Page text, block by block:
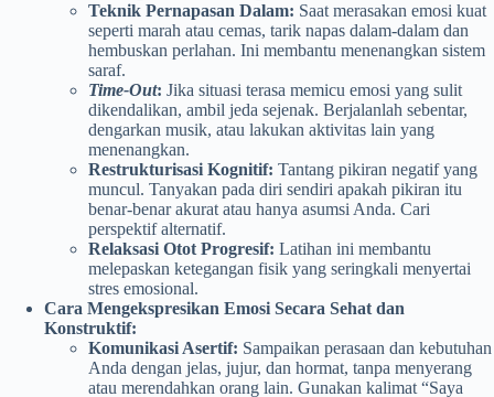
Teknik Pernapasan Dalam: Saat merasakan emosi kuat
seperti marah atau cemas, tarik napas dalam-dalam dan
hembuskan perlahan. Ini membantu menenangkan sistem
saraf.
Time-Out: Jika situasi terasa memicu emosi yang sulit
dikendalikan, ambil jeda sejenak. Berjalanlah sebentar,
dengarkan musik, atau lakukan aktivitas lain yang
menenangkan.
Restrukturisasi Kognitif: Tantang pikiran negatif yang
muncul. Tanyakan pada diri sendiri apakah pikiran itu
benar-benar akurat atau hanya asumsi Anda. Cari
perspektif alternatif.
Relaksasi Otot Progresif: Latihan ini membantu
melepaskan ketegangan fisik yang seringkali menyertai
stres emosional.
Cara Mengekspresikan Emosi Secara Sehat dan
Konstruktif:
Komunikasi Asertif: Sampaikan perasaan dan kebutuhan
Anda dengan jelas, jujur, dan hormat, tanpa menyerang
atau merendahkan orang lain. Gunakan kalimat “Saya